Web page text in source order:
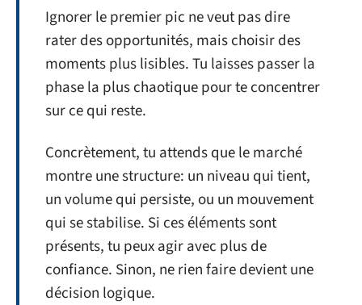
Ignorer le premier pic ne veut pas dire
rater des opportunités, mais choisir des
moments plus lisibles. Tu laisses passer la
phase la plus chaotique pour te concentrer
sur ce qui reste.
Concrètement, tu attends que le marché
montre une structure: un niveau qui tient,
un volume qui persiste, ou un mouvement
qui se stabilise. Si ces éléments sont
présents, tu peux agir avec plus de
confiance. Sinon, ne rien faire devient une
décision logique.